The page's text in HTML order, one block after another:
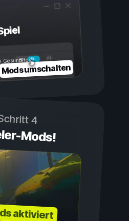
Ein
Aus
Gesundheit
Ausdauer
Mods umschalten
4
Mods!
aktiviert